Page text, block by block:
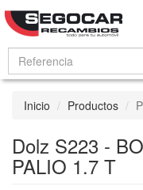
Inicio Productos
Dolz S223 -
PALIO 1.7 T